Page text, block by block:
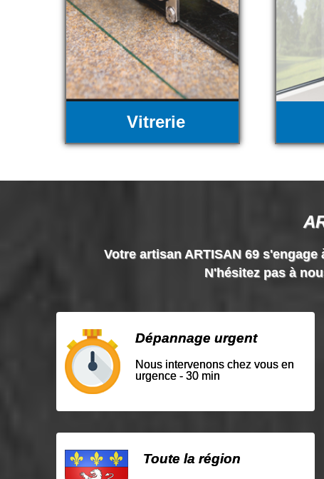
Vitrerie
Votre artisan ARTISAN 69
N'hésitez pas à
Dépannage urgent
Nous intervenons chez vous en
urgence - 30 min
Toute la région